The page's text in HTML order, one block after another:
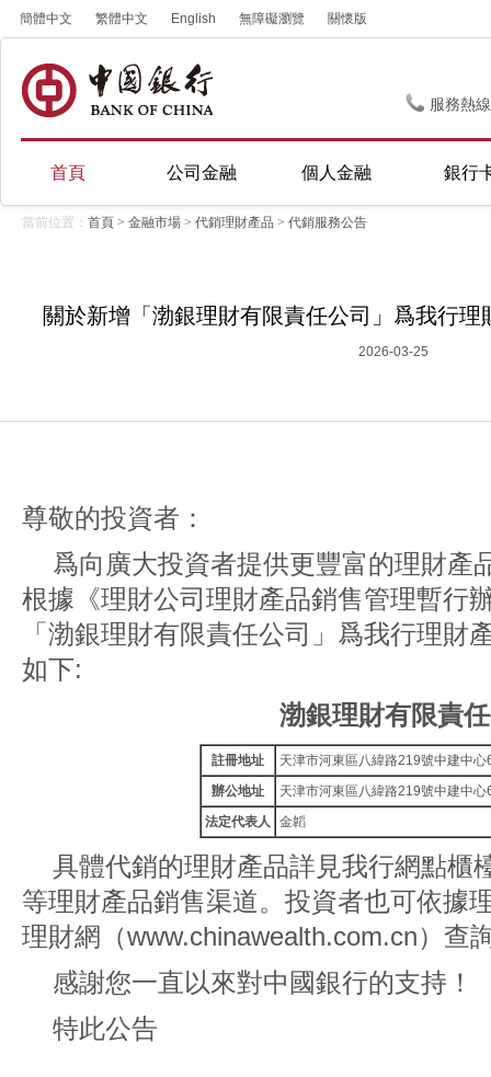
簡體中文 繁體中文 English 無障礙瀏覽 關懷版
服務熱
首頁 公司金融 個人金融 銀行
當前位置： 首頁 > 金融市場 > 代銷理財產品 > 代銷服務公告
關於新增「渤銀理財有限責任公司」爲我行
2026-03-25
尊敬的投資者：
爲向廣大投資者提供更豐富的理財產
根據《理財公司理財產品銷售管理暫行
「渤銀理財有限責任公司」爲我行理財
如下:
渤銀理財有限責
註冊地址
天津市河東區八緯路219號中建中
辦公地址
天津市河東區八緯路219號中建中
法定代表人
金韜
具體代銷的理財產品詳見我行網點櫃
等理財產品銷售渠道。投資者也可依據
理財網（www.chinawealth.com.cn）查
感謝您一直以來對中國銀行的支持！
特此公告